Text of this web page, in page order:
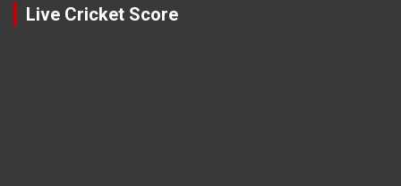
Live Cricket Score